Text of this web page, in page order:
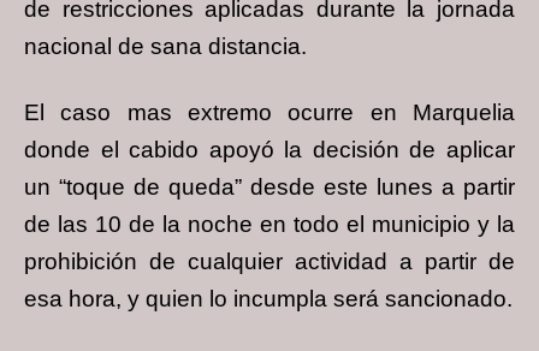
de restricciones aplicadas durante la jornada
nacional de sana distancia.
El caso mas extremo ocurre en Marquelia
donde el cabido apoyó la decisión de aplicar
un “toque de queda” desde este lunes a partir
de las 10 de la noche en todo el municipio y la
prohibición de cualquier actividad a partir de
esa hora, y quien lo incumpla será sancionado.